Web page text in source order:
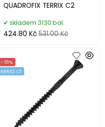
QUADROFIX TERRIX C2
skladem 3130 bal.
424.80 Kč 531.00 Kč
- 15%
NEREZ C1